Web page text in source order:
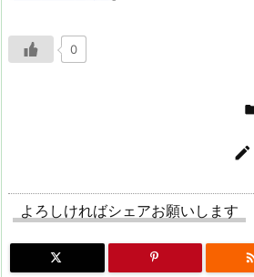
0

よろしければシェアお願いします